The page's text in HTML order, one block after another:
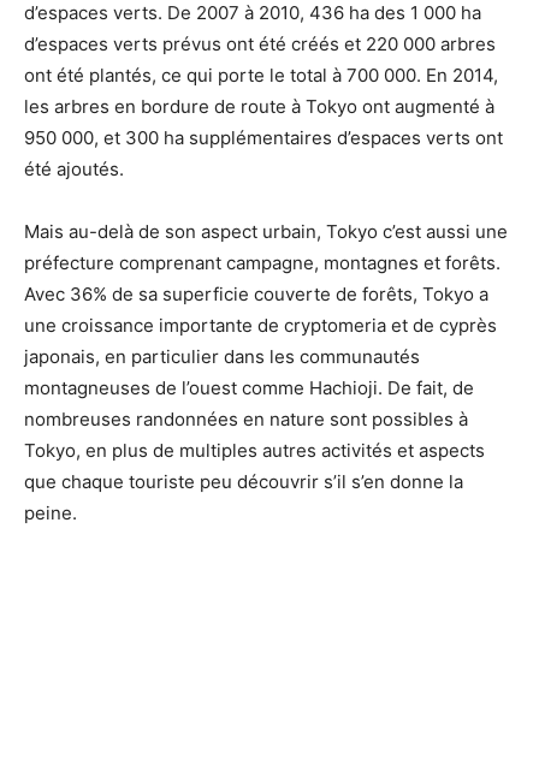
d’espaces verts. De 2007 à 2010, 436 ha des 1 000 ha
d’espaces verts prévus ont été créés et 220 000 arbres
ont été plantés, ce qui porte le total à 700 000. En 2014,
les arbres en bordure de route à Tokyo ont augmenté à
950 000, et 300 ha supplémentaires d’espaces verts ont
été ajoutés.
Mais au-delà de son aspect urbain, Tokyo c’est aussi une
préfecture comprenant campagne, montagnes et forêts.
Avec 36% de sa superficie couverte de forêts, Tokyo a
une croissance importante de cryptomeria et de cyprès
japonais, en particulier dans les communautés
montagneuses de l’ouest comme Hachioji. De fait, de
nombreuses randonnées en nature sont possibles à
Tokyo, en plus de multiples autres activités et aspects
que chaque touriste peu découvrir s’il s’en donne la
peine.